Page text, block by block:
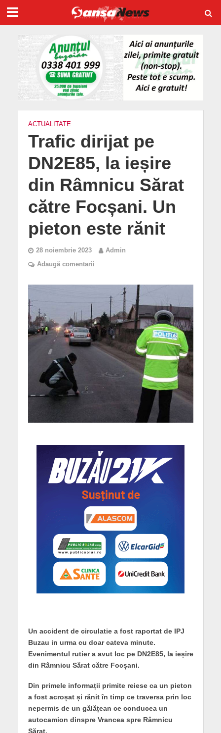
ACTUALITATE
Trafic dirijat pe
DN2E85, la ieșire
din Râmnicu Sărat
către Focșani. Un
pieton este rănit
28 noiembrie 2023
Admin
Adaugă comentarii
Un accident de circulatie a fost raportat de IPJ
Buzau in urma cu doar cateva minute.
Evenimentul rutier a avut loc pe DN2E85, la ieșire
din Râmnicu Sărat către Focșani.
Din primele informații primite reiese ca un pieton
a fost acroșat și rănit în timp ce traversa prin loc
nepermis de un gălățean ce conducea un
autocamion dinspre Vrancea spre Râmnicu
Sărat.